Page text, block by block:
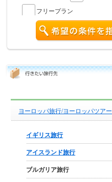
フリープラン
ヨーロッパ旅行/ヨーロッパツアー
イギリス旅行
アイスランド旅行
ブルガリア旅行